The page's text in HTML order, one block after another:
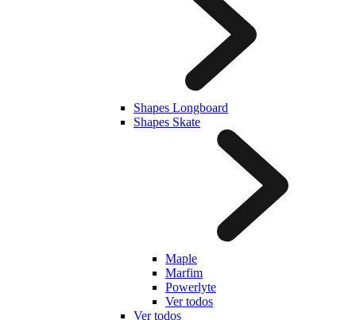
Shapes Longboard
Shapes Skate
Maple
Marfim
Powerlyte
Ver todos
Ver todos